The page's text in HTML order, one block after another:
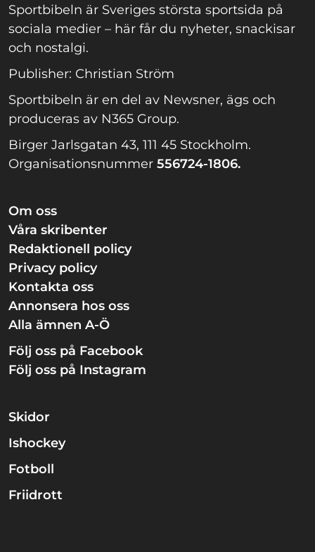
Sportbibeln är Sveriges största sportsida på
sociala medier – här får du nyheter, snackisar
och nostalgi.
Publisher: Christian Ström
Sportbibeln är en del av Newsner, ägs och
produceras av N365 Group.
Birger Jarlsgatan 43, 111 45 Stockholm.
Organisationsnummer 556724-1806.
Om oss
Våra skribenter
Redaktionell policy
Privacy policy
Kontakta oss
Annonsera hos oss
Alla ämnen A-Ö
Följ oss på Facebook
Följ oss på Instagram
Skidor
Ishockey
Fotboll
Friidrott